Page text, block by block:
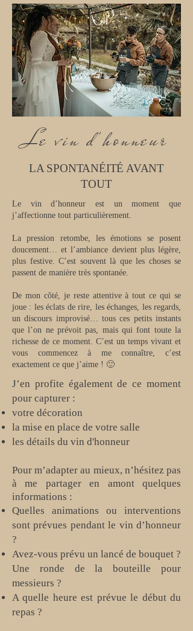
Le vin d'honneur
LA SPONTANÉITÉ AVANT
TOUT
Le vin d’honneur est un moment que
j’affectionne tout particulièrement.
La pression retombe, les émotions se posent
doucement… et l’ambiance devient plus légère,
plus festive. C’est souvent là que les choses se
passent de manière très spontanée.
De mon côté, je reste attentive à tout ce qui se
joue : les éclats de rire, les échanges, les regards,
un discours improvisé… tous ces petits instants
que l’on ne prévoit pas, mais qui font toute la
richesse de ce moment. C’est un temps vivant et
vous commencez à me connaître, c’est
exactement ce que j’aime ! 🙂
J’en profite également de ce moment
pour capturer :
votre décoration
la mise en place de votre salle
les détails du vin d'honneur
Pour m’adapter au mieux, n’hésitez pas
à me partager en amont quelques
informations :
Quelles animations ou interventions
sont prévues pendant le vin d’honneur
?
Avez-vous prévu un lancé de bouquet ?
Une ronde de la bouteille pour
messieurs ?
A quelle heure est prévue le début du
repas ?